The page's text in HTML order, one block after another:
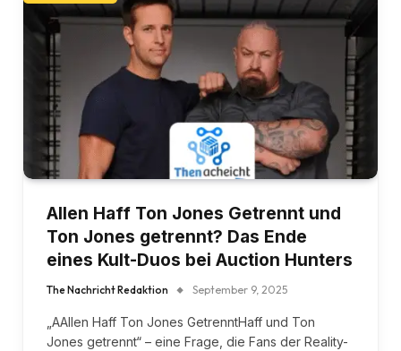
Allen Haff Ton Jones Getrennt und
Ton Jones getrennt? Das Ende
eines Kult-Duos bei Auction Hunters
The Nachricht Redaktion September 9, 2025
„AAllen Haff Ton Jones GetrenntHaff und Ton
Jones getrennt“ – eine Frage, die Fans der Reality-